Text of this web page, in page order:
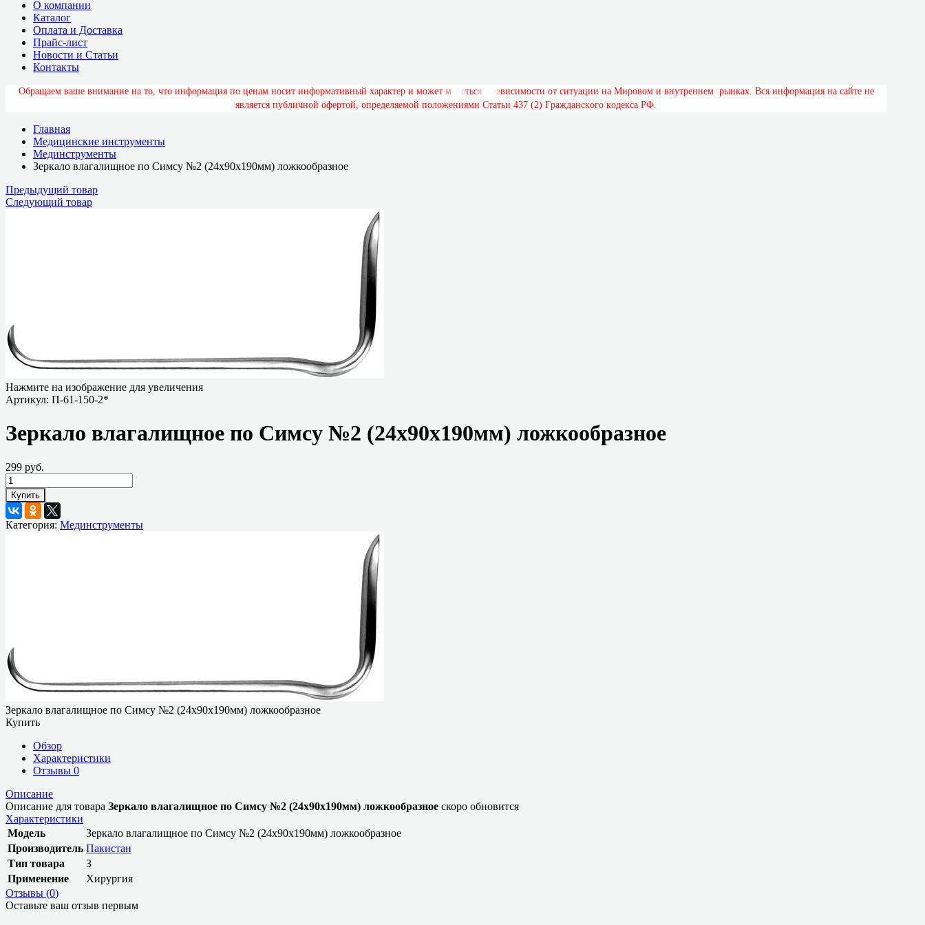
О компании
Каталог
Оплата и Доставка
Прайс-лист
Новости и Статьи
Контакты
Обращаем ваше внимание на то, что информация по ценам носит информативный характер и может ме яться ависимости от ситуации на Мировом и внутреннем рынках. Вся информация на сайте не
является публичной офертой, определяемой положениями Статьи 437 (2) Гражданского кодекса РФ.
Главная
Медицинские инструменты
Мединструменты
Зеркало влагалищное по Симсу №2 (24х90х190мм) ложкообразное
Предыдущий товар
Следующий товар
Нажмите на изображение для увеличения
Артикул: П-61-150-2*
Зеркало влагалищное по Симсу №2 (24х90х190мм) ложкообразное
299 руб.
Купить
Категория: Мединструменты
Зеркало влагалищное по Симсу №2 (24х90х190мм) ложкообразное
Купить
Обзор
Характеристики
Отзывы 0
Описание
Описание для товара Зеркало влагалищное по Симсу №2 (24х90х190мм) ложкообразное скоро обновится
Характеристики
Модель
Зеркало влагалищное по Симсу №2 (24х90х190мм) ложкообразное
Производитель Пакистан
Тип товара
З
Применение
Хирургия
Отзывы (0)
Оставьте ваш отзыв первым